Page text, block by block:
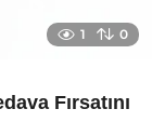
1 0
Fırsatını